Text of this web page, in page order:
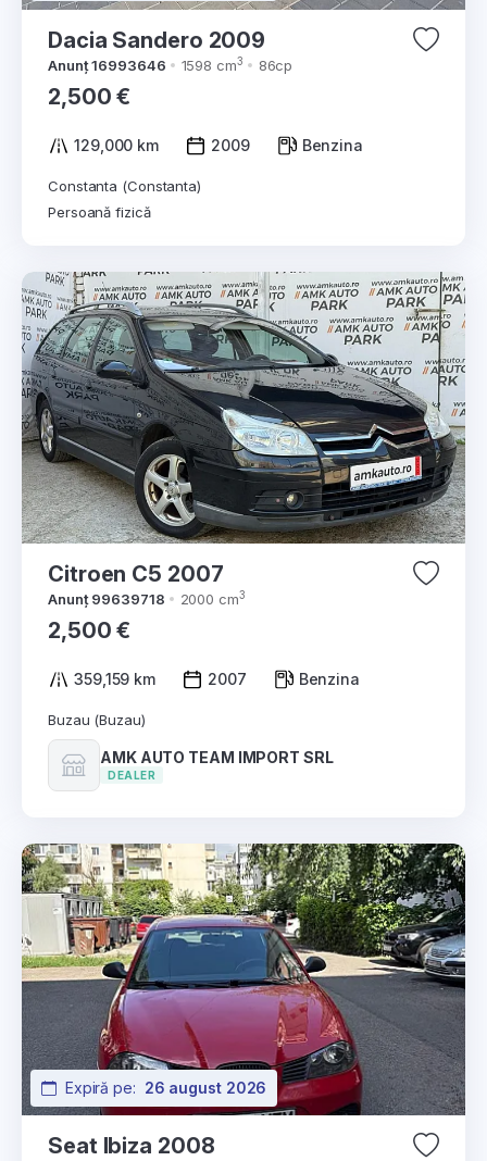
Dacia Sandero 2009
Anunț 16993646 1598 cm3 86cp
2,500 €
129,000 km 2009 Benzina
Constanta (Constanta)
Persoană fizică
Citroen C5 2007
Anunț 99639718 2000 cm3
2,500 €
359,159 km 2007 Benzina
Buzau (Buzau)
AMK AUTO TEAM IMPORT SRL
DEALER
Expiră pe: 26 august 2026
Seat Ibiza 2008